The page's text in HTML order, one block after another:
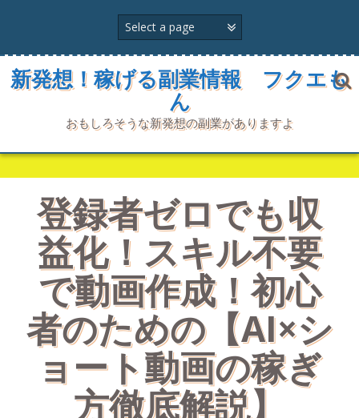
ン
プ
新発想！稼げる副業情報 フクエも
ん
おもしろそうな新発想の副業がありますよ
登録者ゼロでも収
益化！スキル不要
で動画作成！初心
者のための【AI×シ
ョート動画の稼ぎ
方徹底解説】